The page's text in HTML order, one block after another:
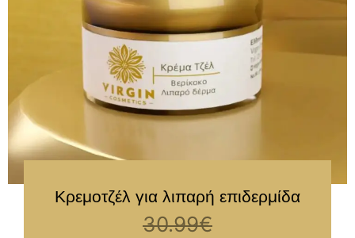
Κρεμοτζέλ για λιπαρή επιδερμίδα
30.99€